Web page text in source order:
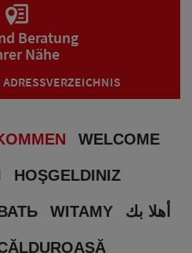
Beratung
Nähe
WELCOME
HOŞGELDINIZ
WITAMY أهلا بك